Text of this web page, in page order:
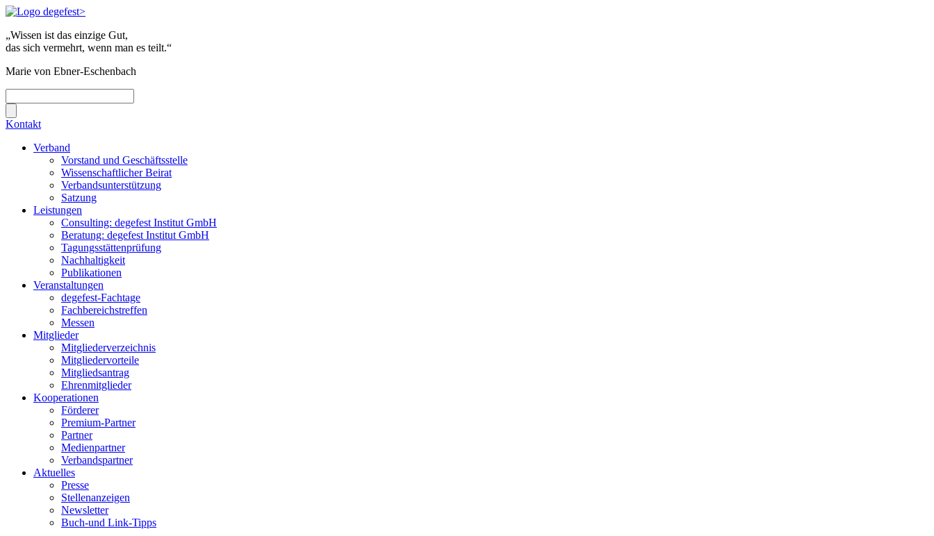
„Wissen ist das einzige Gut,
das sich vermehrt, wenn man es teilt.“
Marie von Ebner-Eschenbach
Kontakt
Verband
Vorstand und Geschäftsstelle
Wissenschaftlicher Beirat
Verbandsunterstützung
Satzung
Leistungen
Consulting: degefest Institut GmbH
Beratung: degefest Institut GmbH
Tagungsstättenprüfung
Nachhaltigkeit
Publikationen
Veranstaltungen
degefest-Fachtage
Fachbereichstreffen
Messen
Mitglieder
Mitgliederverzeichnis
Mitgliedervorteile
Mitgliedsantrag
Ehrenmitglieder
Kooperationen
Förderer
Premium-Partner
Partner
Medienpartner
Verbandspartner
Aktuelles
Presse
Stellenanzeigen
Newsletter
Buch-und Link-Tipps